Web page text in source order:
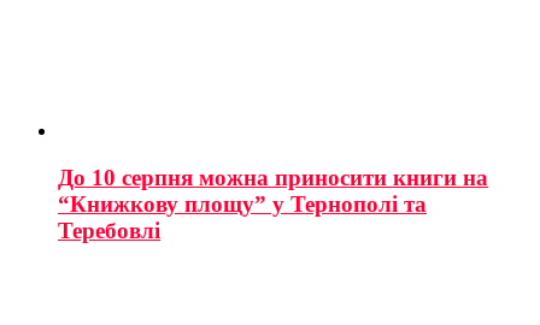
До 10 серпня можна приносити книги на
“Книжкову площу” у Тернополі та
Теребовлі